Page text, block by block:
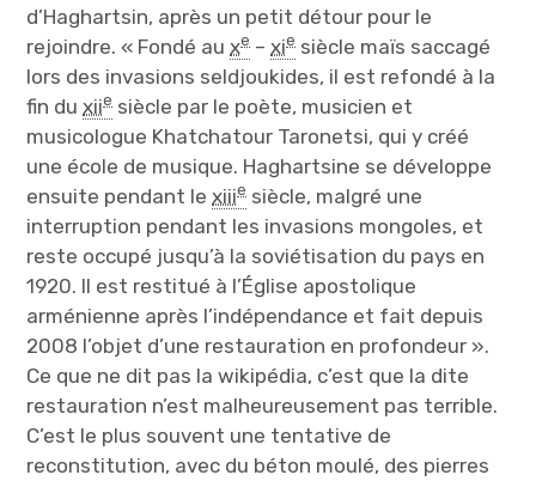
d’Haghartsin, après un petit détour pour le
rejoindre. « Fondé auxe –xie siècle maïs saccagé
lors des invasions seldjoukides, il est refondé à la
fin duxiie siècle par le poète, musicien et
musicologue Khatchatour Taronetsi, qui y créé
une école de musique. Haghartsine se développe
ensuite pendant lexiiie siècle, malgré une
interruption pendant les invasions mongoles, et
reste occupé jusqu’à la soviétisation du pays en
1920. Il est restitué à l’Église apostolique
arménienne après l’indépendance et fait depuis
2008 l’objet d’une restauration en profondeur ».
Ce que ne dit pas la wikipédia, c’est que la dite
restauration n’est malheureusement pas terrible.
C’est le plus souvent une tentative de
reconstitution, avec du béton moulé, des pierres